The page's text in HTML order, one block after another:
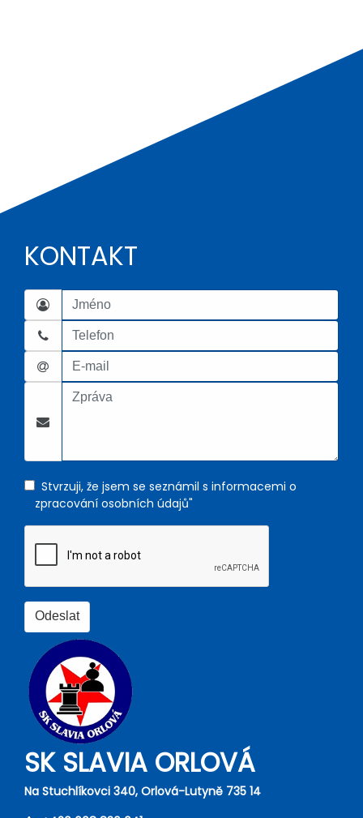
KONTAKT
Stvrzuji, že jsem se seznámil s informacemi o
zpracování osobních údajů"
SK SLAVIA ORLOVÁ
Na Stuchlíkovci 340, Orlová-Lutyně 735 14